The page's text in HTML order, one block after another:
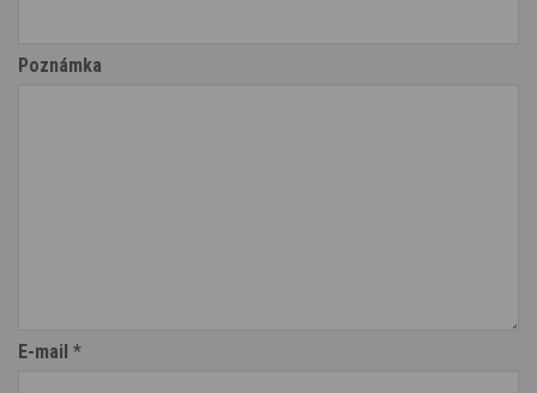
Poznámka
E-mail *